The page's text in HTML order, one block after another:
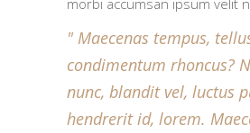
Maecenas tempus,
condimentum rhoncus?
nunc, blandit vel, luctus
hendrerit id, lorem.